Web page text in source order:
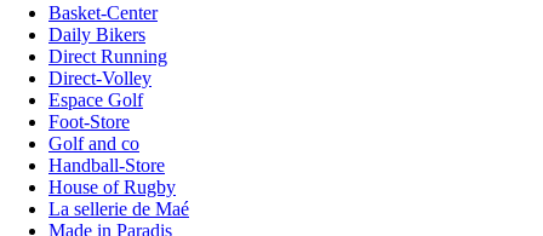
Basket-Center
Daily Bikers
Direct Running
Direct-Volley
Espace Golf
Foot-Store
Golf and co
Handball-Store
House of Rugby
La sellerie de Maé
Made in Paradis